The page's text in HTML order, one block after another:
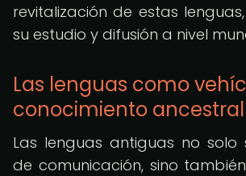
revitalización de estas
su estudio y difusión a nivel
Las lenguas como
conocimiento ancestral
Las lenguas antiguas no solo
de comunicación, sino